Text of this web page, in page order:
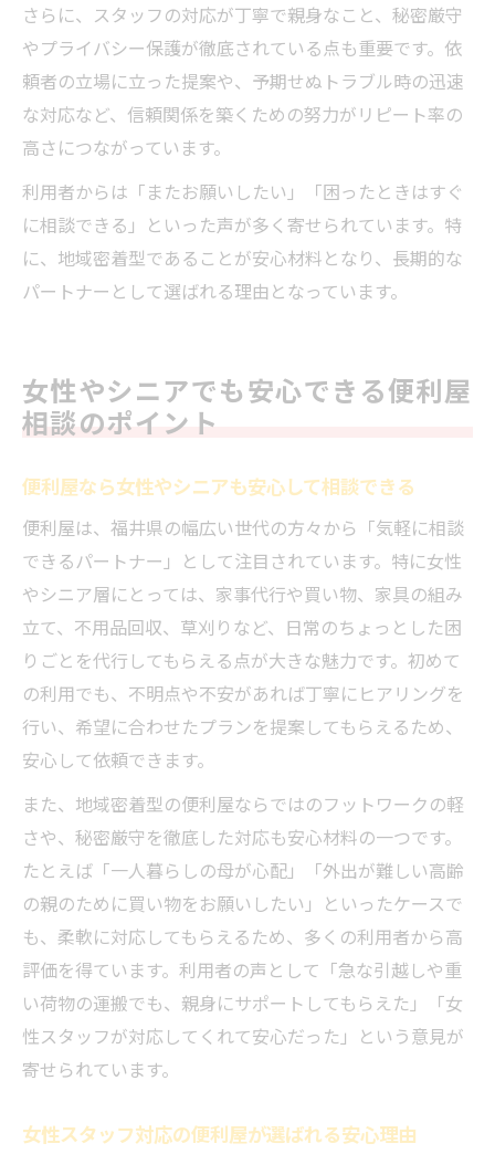
さらに、スタッフの対応が丁寧で親身なこと、秘密厳守
やプライバシー保護が徹底されている点も重要です。依
頼者の立場に立った提案や、予期せぬトラブル時の迅速
な対応など、信頼関係を築くための努力がリピート率の
高さにつながっています。
利用者からは「またお願いしたい」「困ったときはすぐ
に相談できる」といった声が多く寄せられています。特
に、地域密着型であることが安心材料となり、長期的な
パートナーとして選ばれる理由となっています。
女性やシニアでも安心できる便利屋
相談のポイント
便利屋なら女性やシニアも安心して相談できる
便利屋は、福井県の幅広い世代の方々から「気軽に相談
できるパートナー」として注目されています。特に女性
やシニア層にとっては、家事代行や買い物、家具の組み
立て、不用品回収、草刈りなど、日常のちょっとした困
りごとを代行してもらえる点が大きな魅力です。初めて
の利用でも、不明点や不安があれば丁寧にヒアリングを
行い、希望に合わせたプランを提案してもらえるため、
安心して依頼できます。
また、地域密着型の便利屋ならではのフットワークの軽
さや、秘密厳守を徹底した対応も安心材料の一つです。
たとえば「一人暮らしの母が心配」「外出が難しい高齢
の親のために買い物をお願いしたい」といったケースで
も、柔軟に対応してもらえるため、多くの利用者から高
評価を得ています。利用者の声として「急な引越しや重
い荷物の運搬でも、親身にサポートしてもらえた」「女
性スタッフが対応してくれて安心だった」という意見が
寄せられています。
女性スタッフ対応の便利屋が選ばれる安心理由